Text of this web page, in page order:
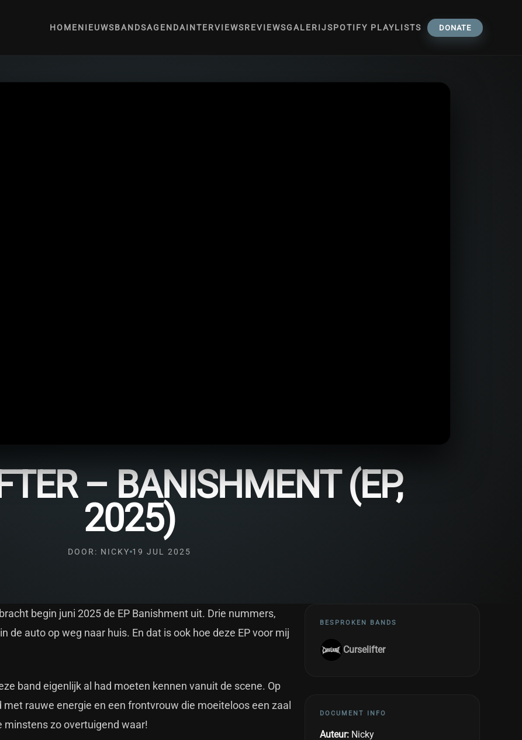
HOMENIEUWSBANDSAGENDAINTERVIEWSREVIEWSGALERIJSPOTIFY PLAYLISTS DONATE
– BANISHMENT (EP,
2025)
DOOR: NICKY 19 JUL 2025
begin juni 2025 de EP Banishment uit. Drie nummers,
de auto op weg naar huis. En dat is ook hoe deze EP voor mij
band eigenlijk al had moeten kennen vanuit de scene. Op
rauwe energie en een frontvrouw die moeiteloos een zaal
minstens zo overtuigend waar!
BESPROKEN BANDS
Curselifter
DOCUMENT INFO
Auteur: Nicky